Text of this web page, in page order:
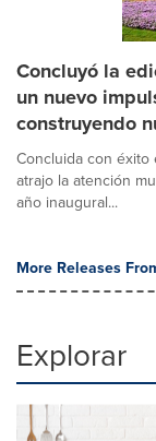
Concluyó la
un nuevo
construyendo
Concluida con éxito
atrajo la atención
año inaugural...
More Releases
Explorar